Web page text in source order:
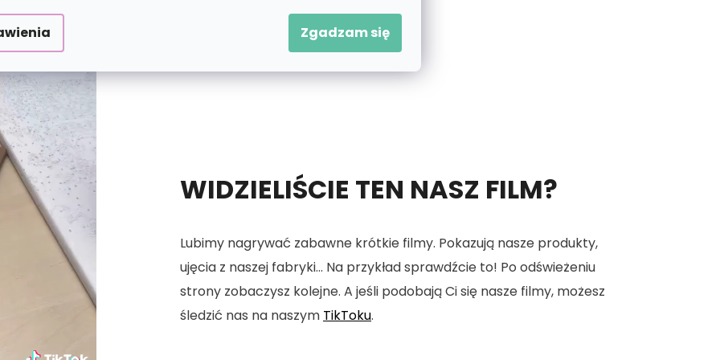
Zgadzam się
WIDZIELIŚCIE TEN NASZ FILM?
Lubimy nagrywać zabawne krótkie filmy. Pokazują nasze produkty,
ujęcia z naszej fabryki... Na przykład sprawdźcie to! Po odświeżeniu
strony zobaczysz kolejne. A jeśli podobają Ci się nasze filmy, możesz
śledzić nas na naszym TikToku.